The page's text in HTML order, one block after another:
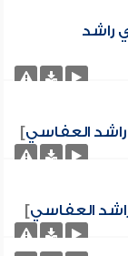
راشد
العفاسي]
العفاسي]